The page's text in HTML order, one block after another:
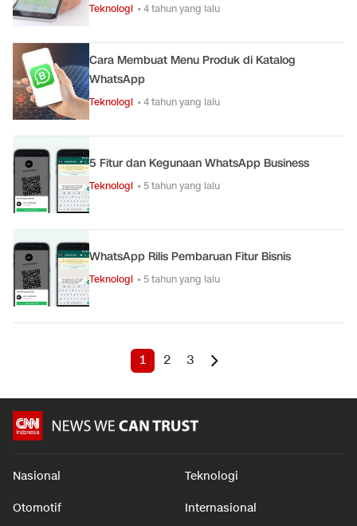
Teknologi • 4 tahun yang lalu
Cara Membuat Menu Produk di Katalog
WhatsApp
Teknologi • 4 tahun yang lalu
5 Fitur dan Kegunaan WhatsApp Business
Teknologi • 5 tahun yang lalu
WhatsApp Rilis Pembaruan Fitur Bisnis
Teknologi • 5 tahun yang lalu
1 2 3
Nasional Teknologi
Otomotif Internasional